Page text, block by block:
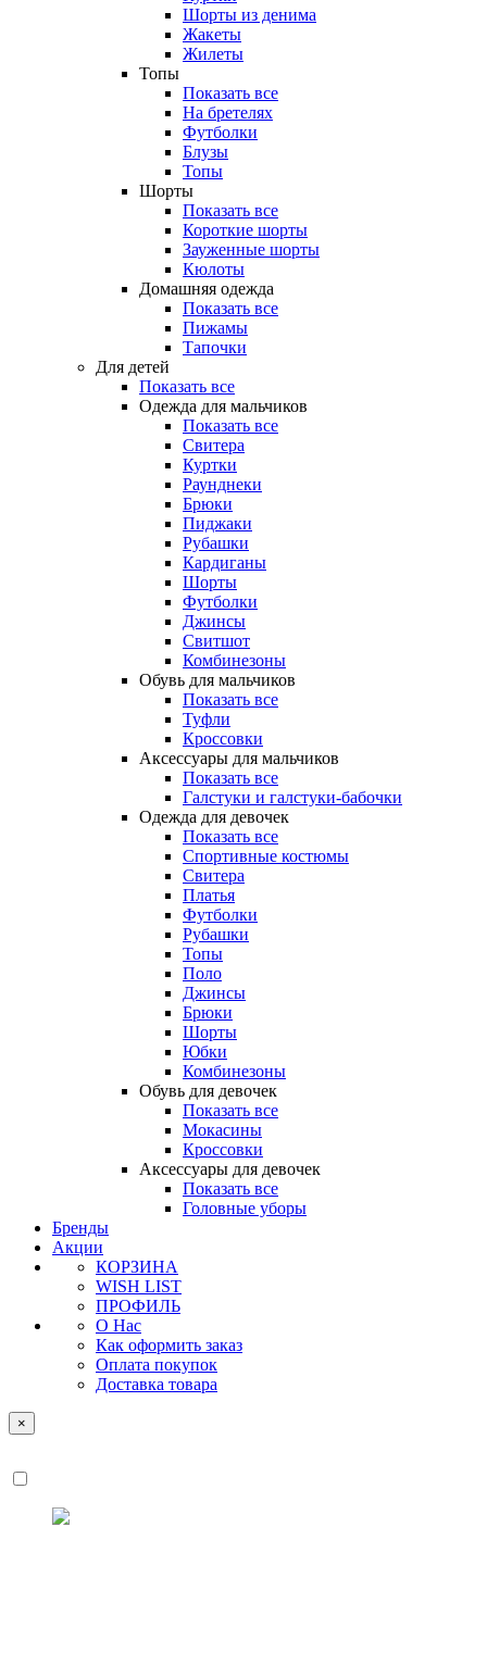
Шорты из денима
Жакеты
Жилеты
Топы
Показать все
На бретелях
Футболки
Блузы
Топы
Шорты
Показать все
Короткие шорты
Зауженные шорты
Кюлоты
Домашняя одежда
Показать все
Пижамы
Тапочки
Для детей
Показать все
Одежда для мальчиков
Показать все
Свитера
Куртки
Раунднеки
Брюки
Пиджаки
Рубашки
Кардиганы
Шорты
Футболки
Джинсы
Свитшот
Комбинезоны
Обувь для мальчиков
Показать все
Туфли
Кроссовки
Аксессуары для мальчиков
Показать все
Галстуки и галстуки-бабочки
Одежда для девочек
Показать все
Спортивные костюмы
Свитера
Платья
Футболки
Рубашки
Топы
Поло
Джинсы
Брюки
Шорты
Юбки
Комбинезоны
Обувь для девочек
Показать все
Мокасины
Кроссовки
Аксессуары для девочек
Показать все
Головные уборы
Бренды
Акции
КОРЗИНА
WISH LIST
ПРОФИЛЬ
О Нас
Как оформить заказ
Оплата покупок
Доставка товара
×